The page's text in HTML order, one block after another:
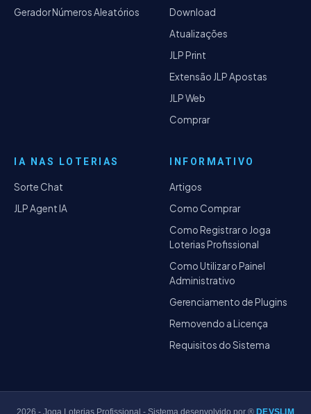
Gerador Números Aleatórios
Download
Atualizações
JLP Print
Extensão JLP Apostas
JLP Web
Comprar
IA NAS LOTERIAS
Sorte Chat
JLP Agent IA
INFORMATIVO
Artigos
Como Comprar
Como Registrar o Joga
Loterias Profissional
Como Utilizar o Painel
Administrativo
Gerenciamento de Plugins
Removendo a Licença
Requisitos do Sistema
2026 - Joga Loterias Profissional - Sistema desenvolvido por ® DEVSLIM